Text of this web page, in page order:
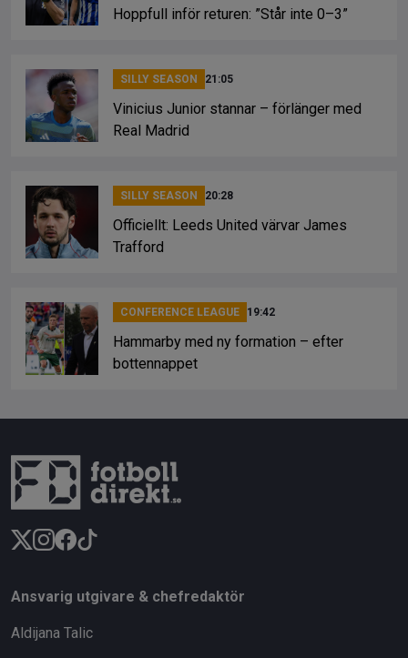
Hoppfull inför returen: ”Står inte 0–3”
SILLY SEASON 21:05
Vinicius Junior stannar – förlänger med
Real Madrid
SILLY SEASON 20:28
Officiellt: Leeds United värvar James
Trafford
CONFERENCE LEAGUE 19:42
Hammarby med ny formation – efter
bottennappet
Ansvarig utgivare & chefredaktör
Aldijana Talic